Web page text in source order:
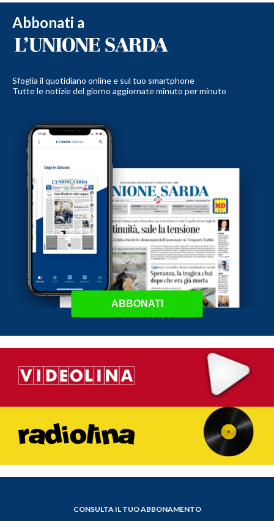
Abbonati a
Sfoglia il quotidiano online e sul tuo smartphone
Tutte le notizie del giorno aggiornate minuto per minuto
ABBONATI
CONSULTA IL TUO ABBONAMENTO